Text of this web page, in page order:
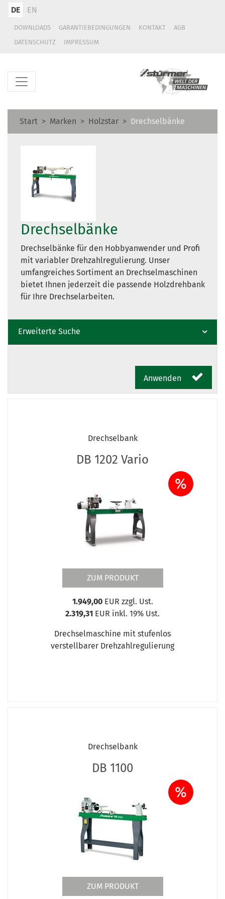
DE EN
DOWNLOADS GARANTIEBEDINGUNGEN KONTAKT
AGB
DATENSCHUTZ
IMPRESSUM
Start Marken Holzstar Drechselbänke
Drechselbänke
Drechselbänke für den Hobbyanwender und Profi
mit variabler Drehzahlregulierung. Unser
umfangreiches Sortiment an Drechselmaschinen
bietet Ihnen jederzeit die passende Holzdrehbank
für Ihre Drechselarbeiten.
Erweiterte Suche
Anwenden
Drechselbank
DB 1202 Vario
%
ZUM PRODUKT
1.949,00EUR zzgl. Ust.
2.319,31 EUR inkl. 19% Ust.
Drechselmaschine mit stufenlos
verstellbarer Drehzahlregulierung
Drechselbank
DB 1100
%
ZUM PRODUKT